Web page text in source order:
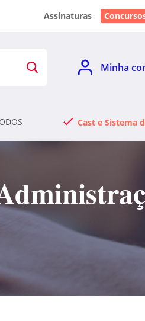
Assinaturas
Minha
Cast e Sistema